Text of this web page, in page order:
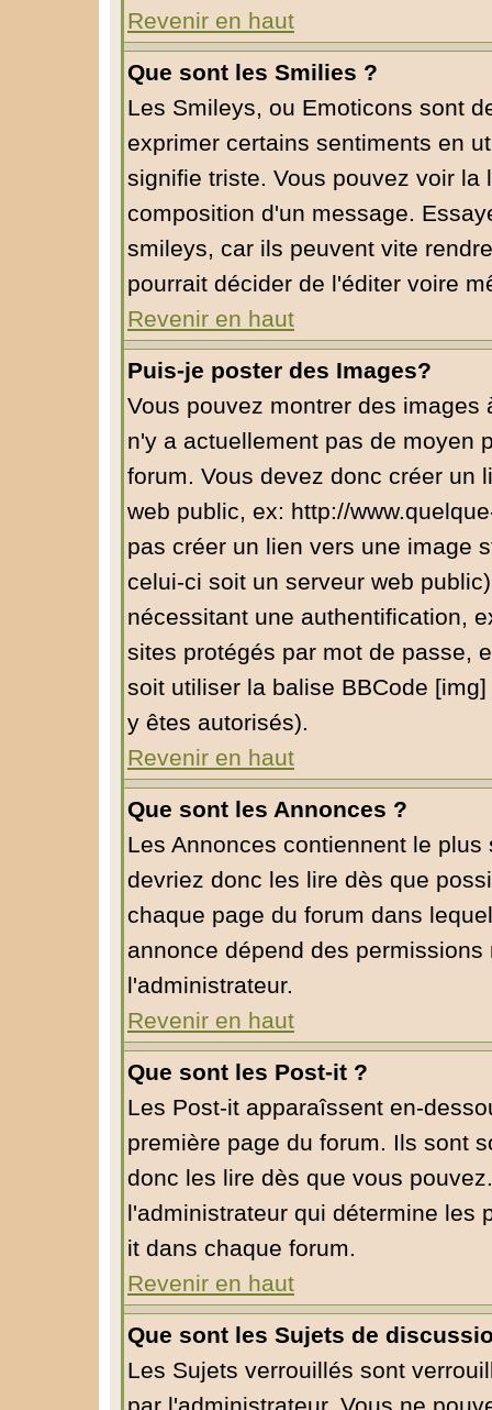
Revenir en haut
Que sont les Smilies ?
Les Smileys, ou Emoticons sont
exprimer certains sentiments en
signifie triste. Vous pouvez voir
composition d'un message.
smileys, car ils peuvent vite
pourrait décider de l'éditer voire
Revenir en haut
Puis-je poster des Images?
Vous pouvez montrer des
n'y a actuellement pas de moyen
forum. Vous devez donc créer un
web public, ex: http://
pas créer un lien vers une image
celui-ci soit un serveur web
nécessitant une authentification,
sites protégés par mot de passe,
soit utiliser la balise BBCode
y êtes autorisés).
Revenir en haut
Que sont les Annonces ?
Les Annonces contiennent le
devriez donc les lire dès que
chaque page du forum dans
annonce dépend des
l'administrateur.
Revenir en haut
Que sont les Post-it ?
Les Post-it apparaîssent en-
première page du forum. Ils sont
donc les lire dès que vous
l'administrateur qui détermine les
it dans chaque forum.
Revenir en haut
Que sont les Sujets de
Les Sujets verrouillés sont